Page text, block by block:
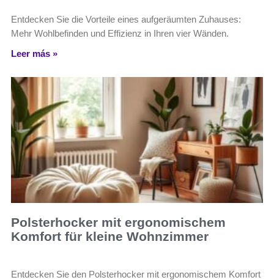
Entdecken Sie die Vorteile eines aufgeräumten Zuhauses:
Mehr Wohlbefinden und Effizienz in Ihren vier Wänden.
Leer más »
Polsterhocker mit ergonomischem
Komfort für kleine Wohnzimmer
Entdecken Sie den Polsterhocker mit ergonomischem Komfort